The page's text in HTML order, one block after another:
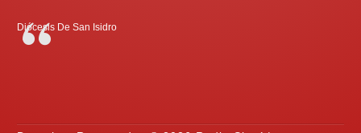
Diócesis De San Isidro